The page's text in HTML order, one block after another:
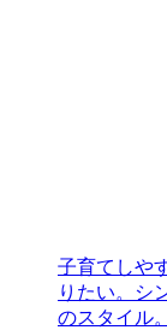
子育てしや
りたい。シ
のスタイル。